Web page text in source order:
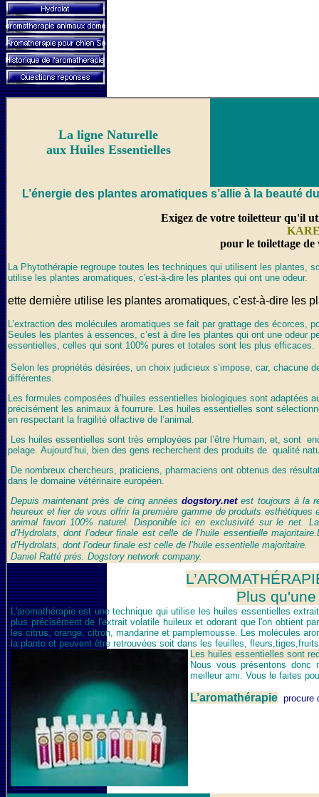
La ligne Naturelle
aux Huiles Essentielles
L’énergie des plantes aromatiques s’allie à la beauté
Exigez de votre toiletteur qu'il
pour le toilettage
La Phytothérapie regroupe toutes les techniques qui utilisent les plantes,
utilise les plantes aromatiques, c'est-à-dire les plantes qui ont une odeur.
ette dernière utilise les plantes aromatiques, c'est-à-dire les
L’extraction des molécules aromatiques se fait par grattage des écorces,
Seules les plantes à essences, c’est à dire les plantes qui ont une odeur
essentielles, celles qui sont 100% pures et totales sont les plus efficaces.
Selon les propriétés désirées, un choix judicieux s’impose, car, chacune
différentes.
Les formules composées d’huiles essentielles biologiques sont
précisément les animaux à fourrure. Les huiles essentielles sont
en respectant la fragilité olfactive de l’animal.
Les huiles essentielles sont très employées par l’être Humain, et, sont
pelage. Aujourd’hui, bien des gens recherchent des produits de qualité
De nombreux chercheurs, praticiens, pharmaciens ont obtenus des
dans le domaine vétérinaire européen.
Depuis maintenant près de cinq annéesdogstory.netest toujours à la
heureux et fier de vous offrir la première gamme de produits
animal favori 100% naturel. Disponible ici en exclusivité sur le net.
d’Hydrolats, dont l’odeur finale est celle de l’huile essentielle majoritaire.
d’Hydrolats, dont l’odeur finale est celle de l’huile essentielle majoritaire.
Daniel Ratté prés. Dogstory network company.
Plus
L'aromathérapie est une technique qui utilise les huiles essentielles
plus précisément de l'extrait volatile huileux et odorant que l'on obtient
les citrus, orange, citron, mandarine et pamplemousse. Les molécules
la plante et peuvent être retrouvées soit dans les feuilles,
Les huiles essentielles sont
Nous vous présentons donc
meilleur ami. Vous le faites
L’aromathérapie procure